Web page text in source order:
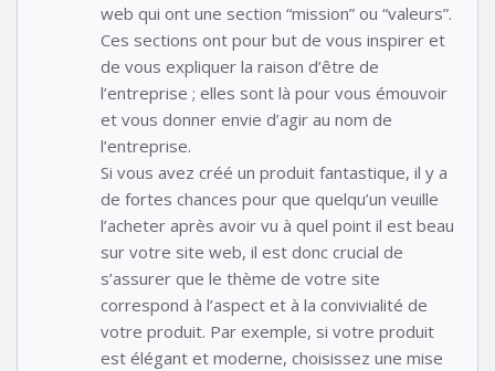
web qui ont une section “mission” ou “valeurs”.
Ces sections ont pour but de vous inspirer et
de vous expliquer la raison d’être de
l’entreprise ; elles sont là pour vous émouvoir
et vous donner envie d’agir au nom de
l’entreprise.
Si vous avez créé un produit fantastique, il y a
de fortes chances pour que quelqu’un veuille
l’acheter après avoir vu à quel point il est beau
sur votre site web, il est donc crucial de
s’assurer que le thème de votre site
correspond à l’aspect et à la convivialité de
votre produit. Par exemple, si votre produit
est élégant et moderne, choisissez une mise